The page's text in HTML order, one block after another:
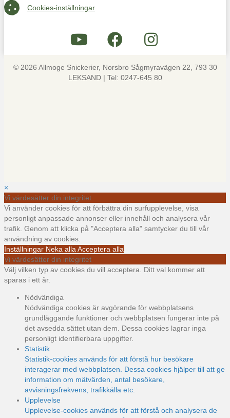
Cookies-inställningar
Cookies-inställningar
© 2026 Allmoge Snickerier, Norsbro Sågmyravägen 22, 793 30
LEKSAND | Tel: 0247-645 80
×
Vi värdesätter din integritet
Vi använder cookies för att förbättra din surfupplevelse, visa
personligt anpassade annonser eller innehåll och analysera vår
trafik. Genom att klicka på "Acceptera alla" samtycker du till vår
användning av cookies.
Inställningar Neka alla Acceptera alla
Vi värdesätter din integritet
Välj vilken typ av cookies du vill acceptera. Ditt val kommer att
sparas i ett år.
Nödvändiga
Nödvändiga cookies är avgörande för webbplatsens
grundläggande funktioner och webbplatsen fungerar inte på
det avsedda sättet utan dem. Dessa cookies lagrar inga
personligt identifierbara uppgifter.
Statistik
Statistik-cookies används för att förstå hur besökare
interagerar med webbplatsen. Dessa cookies hjälper till att ge
information om mätvärden, antal besökare,
avvisningsfrekvens, trafikkälla etc.
Upplevelse
Upplevelse-cookies används för att förstå och analysera de